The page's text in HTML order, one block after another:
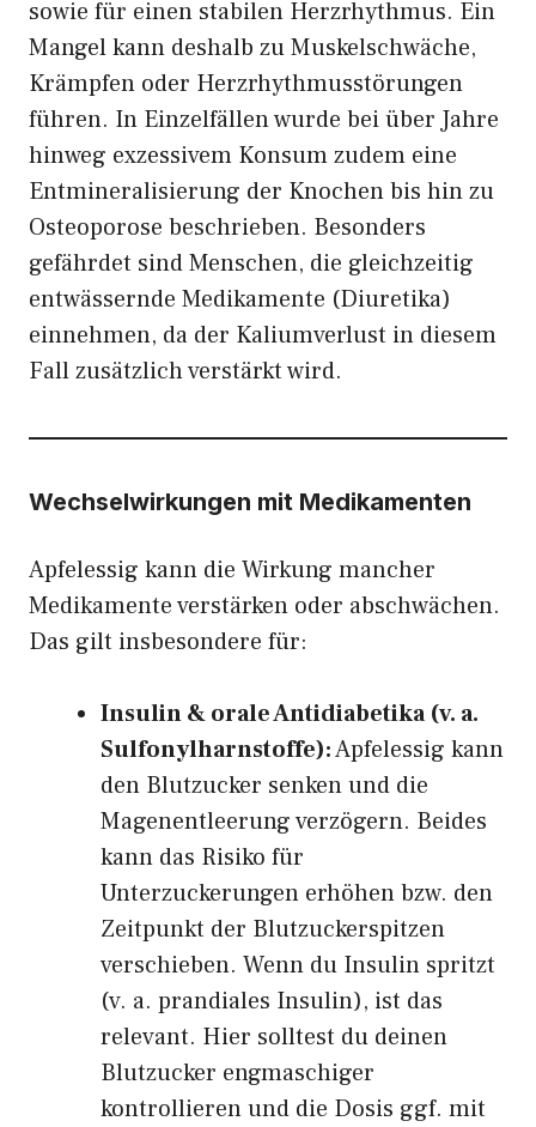
sowie für einen stabilen Herzrhythmus. Ein
Mangel kann deshalb zu Muskelschwäche,
Krämpfen oder Herzrhythmusstörungen
führen. In Einzelfällen wurde bei über Jahre
hinweg exzessivem Konsum zudem eine
Entmineralisierung der Knochen bis hin zu
Osteoporose beschrieben. Besonders
gefährdet sind Menschen, die gleichzeitig
entwässernde Medikamente (Diuretika)
einnehmen, da der Kaliumverlust in diesem
Fall zusätzlich verstärkt wird.
Wechselwirkungen mit Medikamenten
Apfelessig kann die Wirkung mancher
Medikamente verstärken oder abschwächen.
Das gilt insbesondere für:
Insulin & orale Antidiabetika (v. a.
Sulfonylharnstoffe):Apfelessig kann
den Blutzucker senken und die
Magenentleerung verzögern. Beides
kann das Risiko für
Unterzuckerungen erhöhen bzw. den
Zeitpunkt der Blutzuckerspitzen
verschieben. Wenn du Insulin spritzt
(v. a. prandiales Insulin), ist das
relevant. Hier solltest du deinen
Blutzucker engmaschiger
kontrollieren und die Dosis ggf. mit